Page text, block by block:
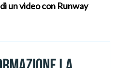
un video con Runway